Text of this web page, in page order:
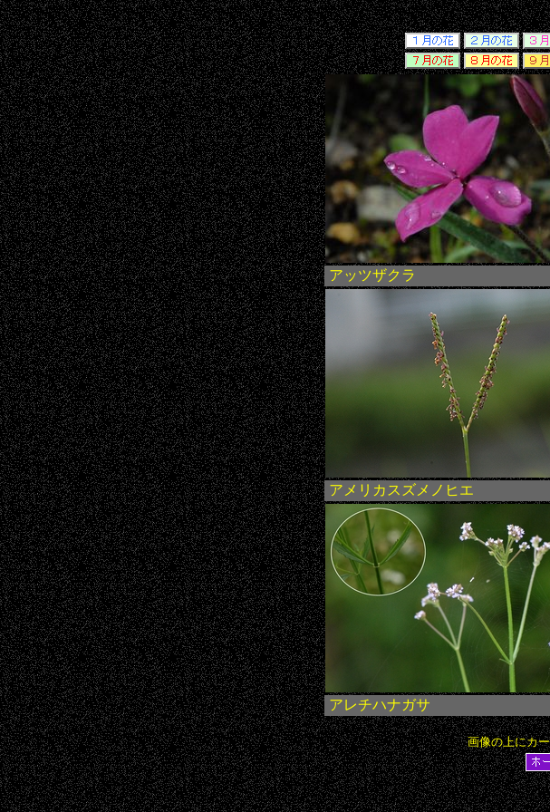
アッツザクラ
アメリカスズメノヒエ
アレチハナガサ
画像の上にカ